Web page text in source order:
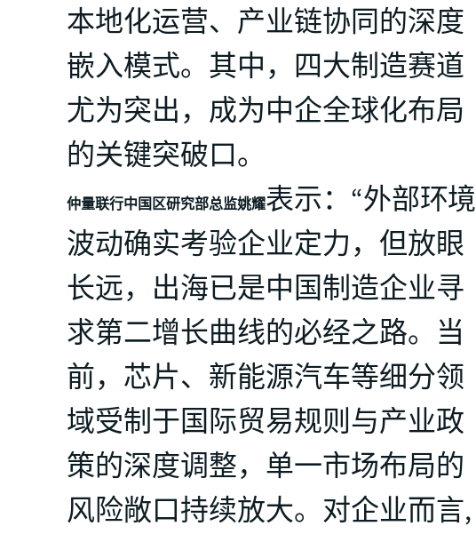
本地化运营、产业链协同的深度
嵌入模式。其中，四大制造赛道
尤为突出，成为中企全球化布局
的关键突破口。
仲量联行中国区研究部总监姚耀表示：“外部环境
波动确实考验企业定力，但放眼
长远，出海已是中国制造企业寻
求第二增长曲线的必经之路。当
前，芯片、新能源汽车等细分领
域受制于国际贸易规则与产业政
策的深度调整，单一市场布局的
风险敞口持续放大。对企业而言,